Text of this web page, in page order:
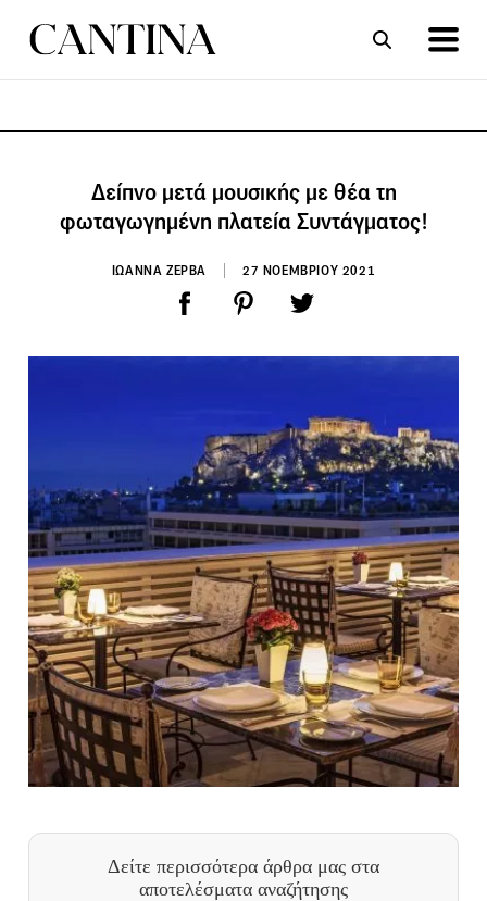
Δείπνο μετά μουσικής με θέα τη
φωταγωγημένη πλατεία Συντάγματος!
ΙΩΑΝΝΑ ΖΕΡΒΑ 27 ΝΟΕΜΒΡΙΟΥ 2021
Δείτε περισσότερα άρθρα μας στα
αποτελέσματα αναζήτησης